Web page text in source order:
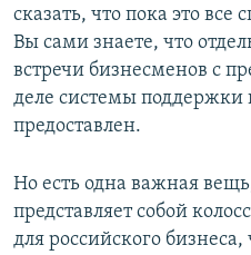
сказать, что пока это все
Вы сами знаете, что
встречи бизнесменов с
деле системы поддержки
предоставлен.
Но есть одна важная
представляет собой
для российского бизнеса,